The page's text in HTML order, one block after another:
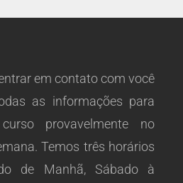
em contato com você
as informações para
provavelmente no
Temos três horários
de Manhã, Sábado à